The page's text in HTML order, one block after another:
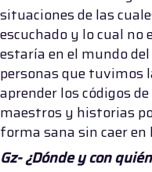
situaciones de las
escuchado y lo cual no
estaría en el mundo
personas que tuvimos
aprender los códigos
maestros y historias
forma sana sin caer
Gz- ¿Dónde y con